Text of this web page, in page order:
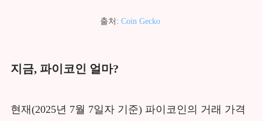
출처: Coin Gecko
지금, 파이코인 얼마?
현재(2025년 7월 7일자 기준) 파이코인의 거래 가격